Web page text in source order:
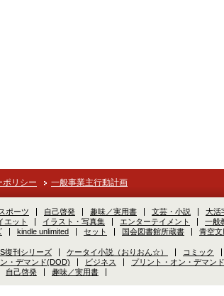
ポリシー 一般事業主行動計画
ポーツ 自己啓発 趣味／実用書 文芸・小説 大活
エット イラスト・写真集 エンターテイメント 一般
kindle unlimited セット 国会図書館所蔵書 青空文
復刊シリーズ ケータイ小説（おりおん☆） コミック
・デマンド(DOD)
ビジネス プリント・オン・デマン
自己啓発 趣味／実用書